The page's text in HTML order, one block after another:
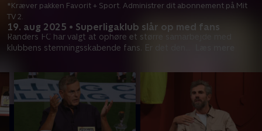
19. aug 2025 • Superligaklub slår op med fans
Randers FC har valgt at ophøre et større samarbejde med
klubbens stemningsskabende fans. Er det den
*Kræver pakken Favorit + Sport. Administrer dit abonnement på Mit
TV 2.